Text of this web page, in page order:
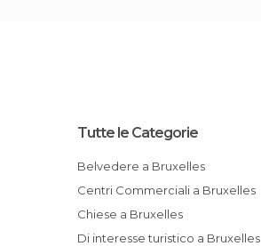
Tutte le Categorie
Belvedere a Bruxelles
Centri Commerciali a Bruxelles
Chiese a Bruxelles
Di interesse turistico a Bruxelles